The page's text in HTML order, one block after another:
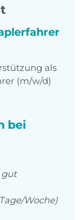
als
(m/w/d)
bei
gut
Woche)